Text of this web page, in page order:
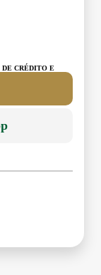
DE CRÉDITO E